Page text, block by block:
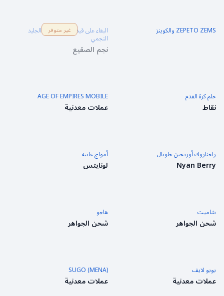
ZEPETO ZEMS والكوينز البقاء على قيد الحياة في ظل الجليد
النجمي
نجم الصقيع
غير متوفر
حلم كرة القدم
نقاط
AGE OF EMPIRES MOBILE
عملات معدنية
راجناروك أوريجين جلوبال
Nyan Berry
أمواج عاتية
لونايتس
شاميت
شحن الجواهر
هاجو
شحن الجواهر
بوبو لايف
عملات معدنية
SUGO (MENA)
عملات معدنية